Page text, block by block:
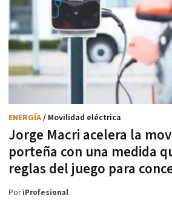
Jorge Macri acelera la
porteña con una medida
reglas del juego para
ENERGÍA/ Movilidad eléctrica
PoriProfesional